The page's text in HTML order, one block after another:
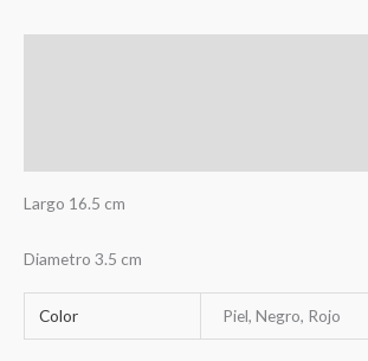
Largo 16.5 cm
Diametro 3.5 cm
Color Piel, Negro, Rojo